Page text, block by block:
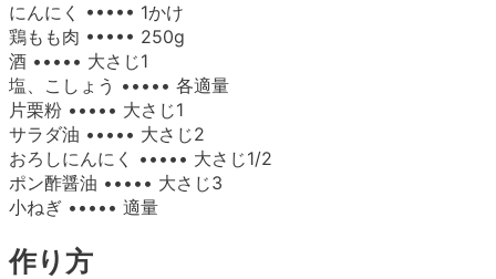
にんにく ••••• 1かけ
鶏もも肉 ••••• 250g
酒 ••••• 大さじ1
塩、こしょう ••••• 各適量
片栗粉 ••••• 大さじ1
サラダ油 ••••• 大さじ2
おろしにんにく ••••• 大さじ1/2
ポン酢醤油 ••••• 大さじ3
小ねぎ ••••• 適量
作り方